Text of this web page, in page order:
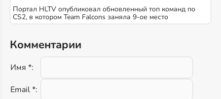
Портал HLTV опубликовал обновленный топ команд по
CS2, в котором Team Falcons заняла 9-ое место
Комментарии
Имя *:
Email *: